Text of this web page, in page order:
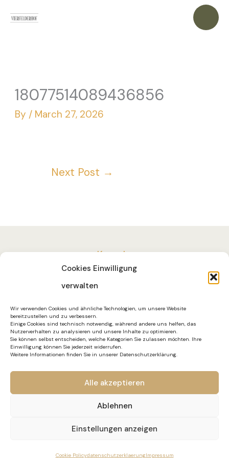
Cookies Einwilligung
verwalten
Wir verwenden Cookies und ähnliche Technologien, um unsere Website
bereitzustellen und zu verbessern.
Einige Cookies sind technisch notwendig, während andere uns helfen, das
Nutzerverhalten zu analysieren und unsere Inhalte zu optimieren.
Sie können selbst entscheiden, welche Kategorien Sie zulassen möchten. Ihre
Einwilligung können Sie jederzeit widerrufen.
Weitere Informationen finden Sie in unserer Datenschutzerklärung.
Alle akzeptieren
Ablehnen
Einstellungen anzeigen
Cookie PolicydatenschutzerklaerungImpressum
18077514089436856
By / March 27, 2026
Next Post →
Kontakt
Impressum
Datenschutzerklärung